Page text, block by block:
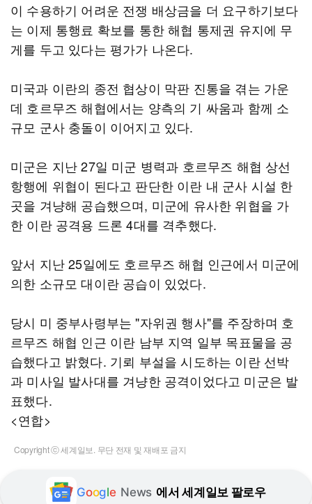
이 수용하기 어려운 전쟁 배상금을 더 요구하기보다
는 이제 통행료 확보를 통한 해협 통제권 유지에 무
게를 두고 있다는 평가가 나온다.
미국과 이란의 종전 협상이 막판 진통을 겪는 가운
데 호르무즈 해협에서는 양측의 기 싸움과 함께 소
규모 군사 충돌이 이어지고 있다.
미군은 지난 27일 미군 병력과 호르무즈 해협 상선
항행에 위협이 된다고 판단한 이란 내 군사 시설 한
곳을 겨냥해 공습했으며, 미군에 유사한 위협을 가
한 이란 공격용 드론 4대를 격추했다.
앞서 지난 25일에도 호르무즈 해협 인근에서 미군에
의한 소규모 대이란 공습이 있었다.
당시 미 중부사령부는 "자위권 행사"를 주장하며 호
르무즈 해협 인근 이란 남부 지역 일부 목표물을 공
습했다고 밝혔다. 기뢰 부설을 시도하는 이란 선박
과 미사일 발사대를 겨냥한 공격이었다고 미군은 발
표했다.
<연합>
Copyright ⓒ 세계일보. 무단 전재 및 재배포 금지
Google News 에서 세계일보 팔로우